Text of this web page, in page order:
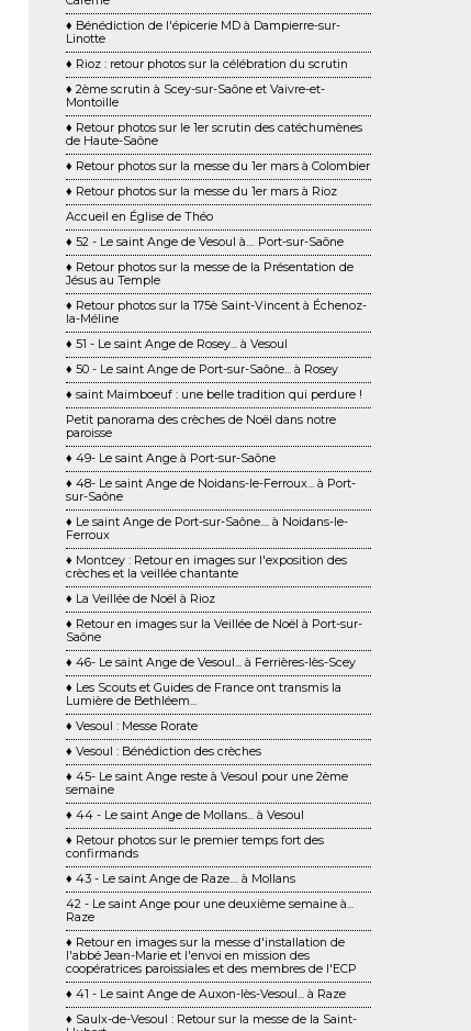
♦ Bénédiction de l'épicerie MD à Dampierre-sur-
Linotte
♦ Rioz : retour photos sur la célébration du scrutin
♦ 2ème scrutin à Scey-sur-Saône et Vaivre-et-
Montoille
♦ Retour photos sur le 1er scrutin des catéchumènes
de Haute-Saône
♦ Retour photos sur la messe du 1er mars à Colombier
♦ Retour photos sur la messe du 1er mars à Rioz
Accueil en Église de Théo
♦ 52 - Le saint Ange de Vesoul à.... Port-sur-Saône
♦ Retour photos sur la messe de la Présentation de
Jésus au Temple
♦ Retour photos sur la 175è Saint-Vincent à Échenoz-
la-Méline
♦ 51 - Le saint Ange de Rosey... à Vesoul
♦ 50 - Le saint Ange de Port-sur-Saône... à Rosey
♦ saint Maimboeuf : une belle tradition qui perdure !
Petit panorama des crèches de Noël dans notre
paroisse
♦ 49- Le saint Ange à Port-sur-Saône
♦ 48- Le saint Ange de Noidans-le-Ferroux... à Port-
sur-Saône
♦ Le saint Ange de Port-sur-Saône.... à Noidans-le-
Ferroux
♦ Montcey : Retour en images sur l'exposition des
crèches et la veillée chantante
♦ La Veillée de Noël à Rioz
♦ Retour en images sur la Veillée de Noël à Port-sur-
Saône
♦ 46- Le saint Ange de Vesoul... à Ferrières-lès-Scey
♦ Les Scouts et Guides de France ont transmis la
Lumière de Bethléem...
♦ Vesoul : Messe Rorate
♦ Vesoul : Bénédiction des crèches
♦ 45- Le saint Ange reste à Vesoul pour une 2ème
semaine
♦ 44 - Le saint Ange de Mollans... à Vesoul
♦ Retour photos sur le premier temps fort des
confirmands
♦ 43 - Le saint Ange de Raze.... à Mollans
42 - Le saint Ange pour une deuxième semaine à...
Raze
♦ Retour en images sur la messe d'installation de
l'abbé Jean-Marie et l'envoi en mission des
coopératrices paroissiales et des membres de l'ECP
♦ 41 - Le saint Ange de Auxon-lès-Vesoul... à Raze
♦ Saulx-de-Vesoul : Retour sur la messe de la Saint-